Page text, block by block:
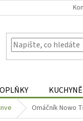
KUCHYNĚ
Omáčník Nowo